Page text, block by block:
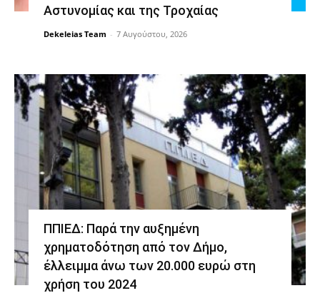
Αστυνομίας και της Τροχαίας
Dekeleias Team - 7 Αυγούστου, 2026
ΠΠΙΕΔ: Παρά την αυξημένη
χρηματοδότηση από τον Δήμο,
έλλειμμα άνω των 20.000 ευρώ στη
χρήση του 2024